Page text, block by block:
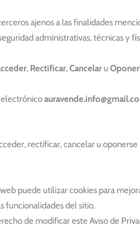
ajenos a las finalidades
administrativas, técnicas y
, Rectificar,Cancelar u
electrónico
rectificar, cancelar u oponerse
puede utilizar cookies para
funcionalidades del sitio.
de modificar este Aviso de